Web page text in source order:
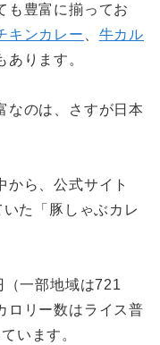
も豊富に揃ってお
キンカレー
牛カル
あります。
なのは、さすが日本
から、公式サイト
た「豚しゃぶカレ
一部地域は721
ロリー数はライス普
います。